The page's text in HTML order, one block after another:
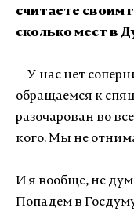
считаете своим
сколько мест в
— У нас нет
обращаемся к
разочарован во
кого. Мы не
И я вообще, не
Попадем в